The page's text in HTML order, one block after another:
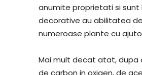
anumite proprietati si sunt
decorative au abilitatea
numeroase plante cu
Mai mult decat atat, dupa
de carbon in oxigen, de